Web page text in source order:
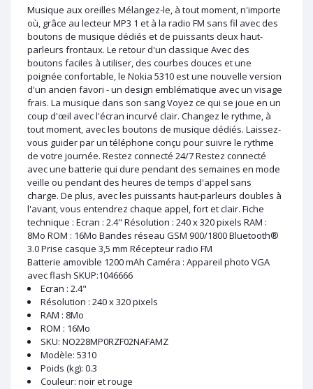
Musique aux oreilles Mélangez-le, à tout moment, n'importe
où, grâce au lecteur MP3 1 et à la radio FM sans fil avec des
boutons de musique dédiés et de puissants deux haut-
parleurs frontaux. Le retour d'un classique Avec des
boutons faciles à utiliser, des courbes douces et une
poignée confortable, le Nokia 5310 est une nouvelle version
d'un ancien favori - un design emblématique avec un visage
frais. La musique dans son sang Voyez ce qui se joue en un
coup d'œil avec l'écran incurvé clair. Changez le rythme, à
tout moment, avec les boutons de musique dédiés. Laissez-
vous guider par un téléphone conçu pour suivre le rythme
de votre journée. Restez connecté 24/7 Restez connecté
avec une batterie qui dure pendant des semaines en mode
veille ou pendant des heures de temps d'appel sans
charge. De plus, avec les puissants haut-parleurs doubles à
l'avant, vous entendrez chaque appel, fort et clair. Fiche
technique : Ecran : 2.4" Résolution : 240 x 320 pixels RAM :
8Mo ROM : 16Mo Bandes réseau GSM 900/1800 Bluetooth®
3.0 Prise casque 3,5 mm Récepteur radio FM
Batterie amovible 1200 mAh Caméra : Appareil photo VGA
avec flash SKUP:1046666
Ecran : 2.4"
Résolution : 240 x 320 pixels
RAM : 8Mo
ROM : 16Mo
SKU: NO228MP0RZF02NAFAMZ
Modèle: 5310
Poids (kg): 0.3
Couleur: noir et rouge